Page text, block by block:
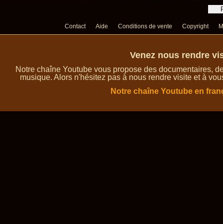
Contact Aide Conditions de vente Copyright
Venez nous rendre
Notre chaîne Youtube vous propose des documentaires,
musique. Alors n'hésitez pas à nous rendre visite et à
Notre chaîne Youtube en